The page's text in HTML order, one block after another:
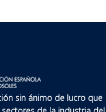
sin ánimo de lucro que